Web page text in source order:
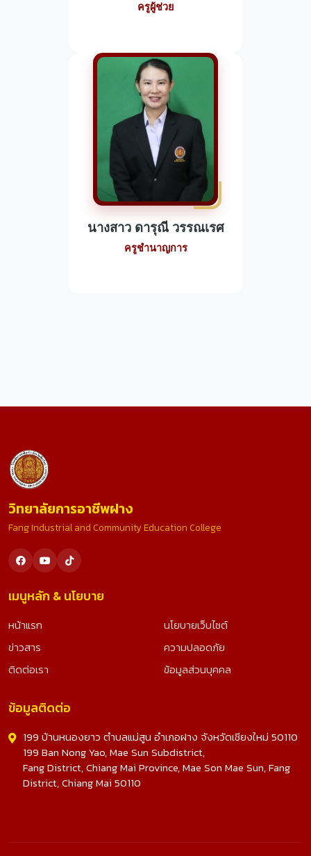
ครูผู้ช่วย
นางสาว ดารุณี วรรณเรศ
ครูชำนาญการ
วิทยาลัยการอาชีพฝาง
Fang Industrial and Community Education College
เมนูหลัก & นโยบาย
หน้าแรก
ข่าวสาร
ติดต่อเรา
นโยบายเว็บไซต์
ความปลอดภัย
ข้อมูลส่วนบุคคล
ข้อมูลติดต่อ
199 บ้านหนองยาว ตำบลแม่สูน อำเภอฝาง จังหวัดเชียงใหม่ 50110
199 Ban Nong Yao, Mae Sun Subdistrict,
Fang District, Chiang Mai Province, Mae Son Mae Sun, Fang
District, Chiang Mai 50110